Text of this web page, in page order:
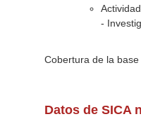
-
Cobertura de la
Datos de SICA